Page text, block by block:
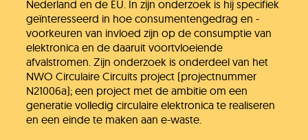
Nederland en de EU. In zijn onderzoek is hij specifiek
geïnteresseerd in hoe consumentengedrag en -
voorkeuren van invloed zijn op de consumptie van
elektronica en de daaruit voortvloeiende
afvalstromen. Zijn onderzoek is onderdeel van het
NWO Circulaire Circuits project (projectnummer
N21006a); een project met de ambitie om een
generatie volledig circulaire elektronica te realiseren
en een einde te maken aan e-waste.